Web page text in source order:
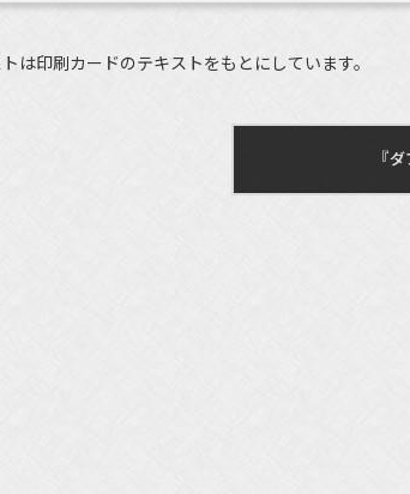
は印刷カードのテキストをもとにしています。
『